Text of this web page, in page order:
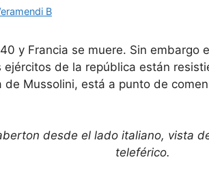
B
y Francia se muere. Sin embargo
ejércitos de la república están
de Mussolini, está a punto de
desde el lado italiano, vista
teleférico.